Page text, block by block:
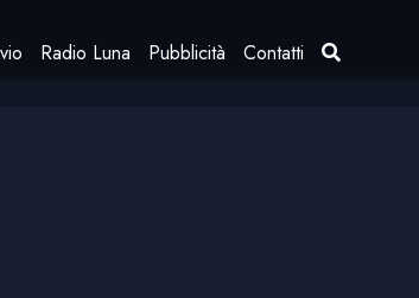
Radio Luna Pubblicità Contatti